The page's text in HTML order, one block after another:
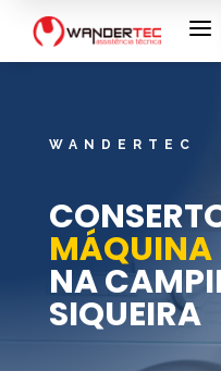
a
WANDERTEC
MÁQUINA
NA
SIQUEIRA